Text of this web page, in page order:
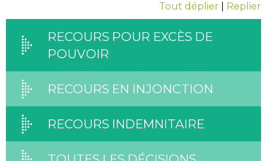
Tout déplier
Replier
RECOURS POUR EXCÈS DE
POUVOIR
RECOURS EN INJONCTION
RECOURS INDEMNITAIRE